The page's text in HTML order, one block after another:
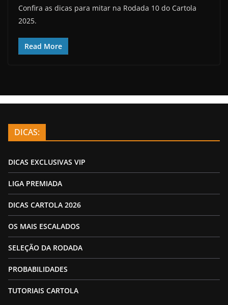
Confira as dicas para mitar na Rodada 10 do Cartola
2025.
Read More
DICAS:
DICAS EXCLUSIVAS VIP
LIGA PREMIADA
DICAS CARTOLA 2026
OS MAIS ESCALADOS
SELEÇÃO DA RODADA
PROBABILIDADES
TUTORIAIS CARTOLA